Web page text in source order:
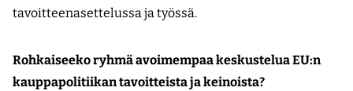
tavoitteenasettelussa ja työssä.
Rohkaiseeko ryhmä avoimempaa keskustelua EU:n
kauppapolitiikan tavoitteista ja keinoista?